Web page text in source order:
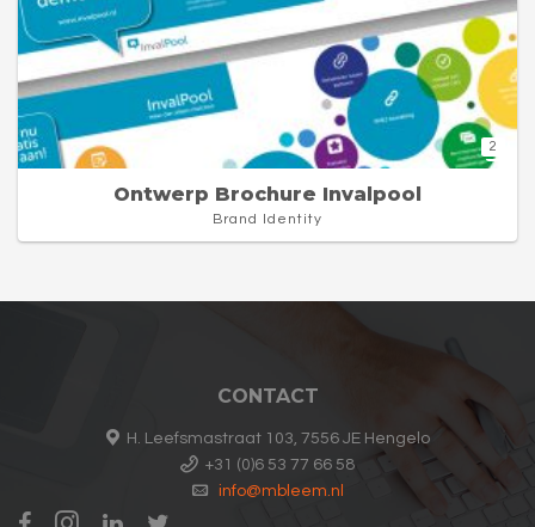
2
Ontwerp Brochure Invalpool
Brand Identity
CONTACT
H. Leefsmastraat 103, 7556 JE Hengelo
+31 (0)6 53 77 66 58
info@mbleem.nl